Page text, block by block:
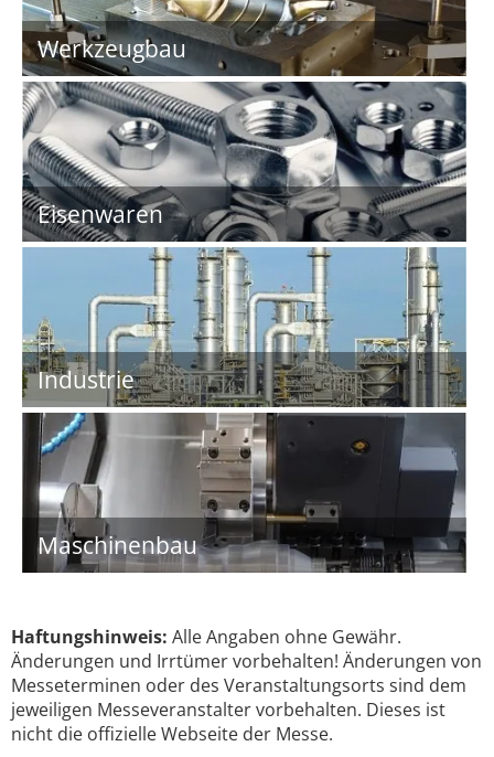
Werkzeugbau
Eisenwaren
Industrie
Maschinenbau
Haftungshinweis: Alle Angaben ohne Gewähr.
Änderungen und Irrtümer vorbehalten! Änderungen von
Messeterminen oder des Veranstaltungsorts sind dem
jeweiligen Messeveranstalter vorbehalten. Dieses ist
nicht die offizielle Webseite der Messe.